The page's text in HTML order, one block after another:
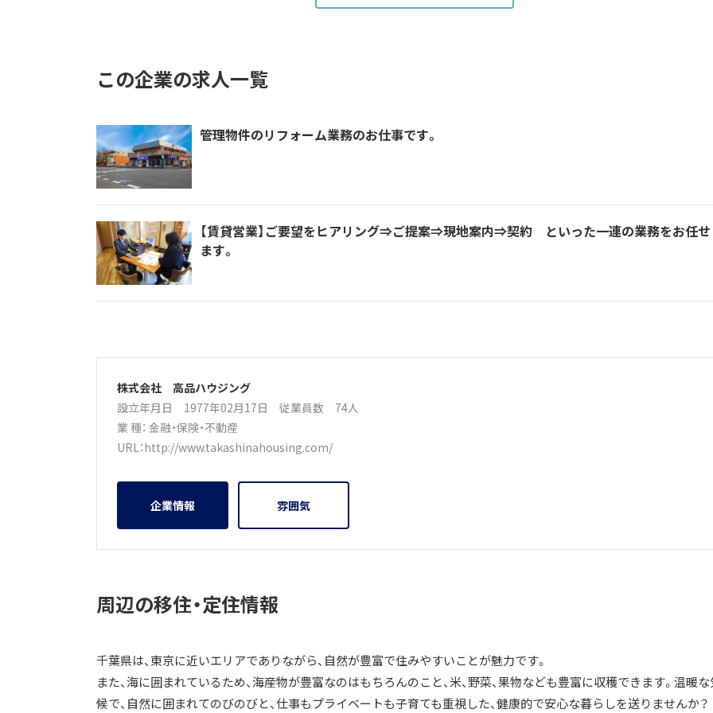
この企業の求人一覧
管理物件のリフォーム業務のお仕事です。
【賃貸営業】ご要望をヒアリング⇒ご提案⇒現地案内⇒契約 といった一連の業務をお任
ます。
株式会社 高品ハウジング
設立年月日 1977年02月17日 従業員数 74人
業 種： 金融・保険・不動産
URL：http://www.takashinahousing.com/
企業情報 雰囲気
周辺の移住・定住情報
千葉県は、東京に近いエリアでありながら、自然が豊富で住みやすいことが魅力です。
また、海に囲まれているため、海産物が豊富なのはもちろんのこと、米、野菜、果物なども豊富に収穫できます。温暖
候で、自然に囲まれてのびのびと、仕事もプライベートも子育ても重視した、健康的で安心な暮らしを送りませんか？